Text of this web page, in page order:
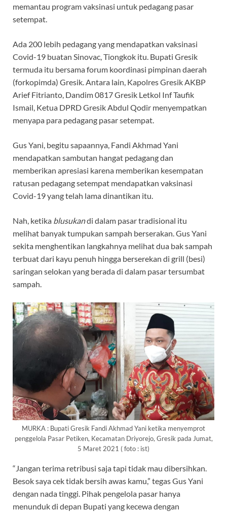
memantau program vaksinasi untuk pedagang pasar
setempat.
Ada 200 lebih pedagang yang mendapatkan vaksinasi
Covid-19 buatan Sinovac, Tiongkok itu. Bupati Gresik
termuda itu bersama forum koordinasi pimpinan daerah
(forkopimda) Gresik. Antara lain, Kapolres Gresik AKBP
Arief Fitrianto, Dandim 0817 Gresik Letkol Inf Taufik
Ismail, Ketua DPRD Gresik Abdul Qodir menyempatkan
menyapa para pedagang pasar setempat.
Gus Yani, begitu sapaannya, Fandi Akhmad Yani
mendapatkan sambutan hangat pedagang dan
memberikan apresiasi karena memberikan kesempatan
ratusan pedagang setempat mendapatkan vaksinasi
Covid-19 yang telah lama dinantikan itu.
Nah, ketika blusukandi dalam pasar tradisional itu
melihat banyak tumpukan sampah berserakan. Gus Yani
sekita menghentikan langkahnya melihat dua bak sampah
terbuat dari kayu penuh hingga berserekan di grill (besi)
saringan selokan yang berada di dalam pasar tersumbat
sampah.
MURKA : Bupati Gresik Fandi Akhmad Yani ketika menyemprot
penggelola Pasar Petiken, Kecamatan Driyorejo, Gresik pada Jumat,
5 Maret 2021 ( foto : ist)
“Jangan terima retribusi saja tapi tidak mau dibersihkan.
Besok saya cek tidak bersih awas kamu,” tegas Gus Yani
dengan nada tinggi. Pihak pengelola pasar hanya
menunduk di depan Bupati yang kecewa dengan